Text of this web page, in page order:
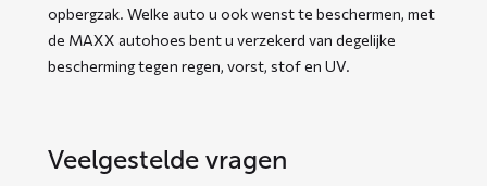
opbergzak. Welke auto u ook wenst te beschermen, met
de MAXX autohoes bent u verzekerd van degelijke
bescherming tegen regen, vorst, stof en UV.
Veelgestelde vragen